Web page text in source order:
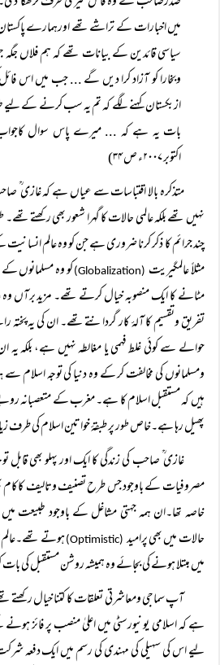
میں اخبارات کے تراشے تھے اورہمارے
سیاسی قائدین کے بیانات تھے کہ ہم فلاں جگہ
وبخارا کو آزاد کرا دیں گے ... جب میں اس فائل
ازبکستان کہنے لگے کہ تم یہ سب کرنے کے لیے
بات یہ ہے کہ ... میرے پاس سوال کاجواب
اکتوبر ۲۰۰۷ء ص ۳۴)
متذکرہ بالا اقتباسات سے عیاں ہے کہ غازی
نہیں تھے بلکہ عالمی حالات کا گہرا شعور بھی
چند جرائم کا ذکر کرنا ضروری ہے جن کو وہ عالم
مثلاً عالمگیریت (Globalization)
کو وہ مسلمانوں
مٹانے کا ایک منصوبہ خیال کرتے تھے۔ مزید برآں
تفریق وتقسیم کا آلۂ کار گردانتے تھے۔ ان کی یہ
حوالے سے کوئی غلط فہمی یا مغالطہ نہیں ہے، بلکہ یہ
ومسلمانوں کی مخالفت کر کے وہ دنیا کی توجہ اسلام سے
ہیں کہ مستقبل اسلام کا ہے۔ مغرب کے متعصبانہ
پھیل رہا ہے۔خاص طور پر طبقۂ خواتین اسلام کی طرف
غازی ؒ صاحب کی زندگی کا ایک اور پہلو بھی
مصروفیات کے باوجود جس طرح تصنیف وتالیف کاکام
خاصہ تھا۔ان ہمہ جہتی مشاغل کے باوجود طبیعت
حالات میں بھی پرامید(Optimistic)
ہوتے
میں مبتلا ہونے کی بجائے وہ ہمیشہ روشن مستقبل کی
آپ سماجی ومعاشرتی تعلقات کا کتنا خیال رکھتے
ہے کہ اسلامی یونیورسٹی میں اعلیٰ منصب پر فائز
لیے اس کی سہیلی کی مہندی کی رسم میں ایک دفعہ